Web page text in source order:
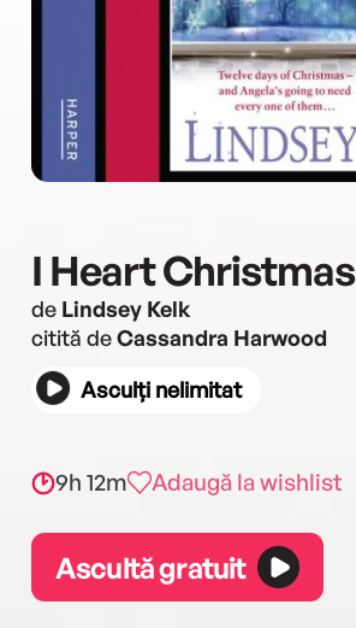
I Heart Christmas
de Lindsey Kelk
citită deCassandra Harwood
Asculți nelimitat
9h 12m Adaugă la wishlist
Ascultă gratuit